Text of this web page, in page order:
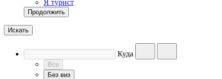
Я турист
Продолжить
Искать
Куда
Все
Без виз